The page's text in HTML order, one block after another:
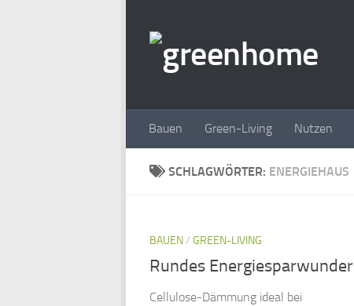
Bauen Green-Living Nutzen
SCHLAGWÖRTER: ENERGIEHAUS
BAUEN/ GREEN-LIVING
Rundes Energiesparwunder
Cellulose-Dämmung ideal bei